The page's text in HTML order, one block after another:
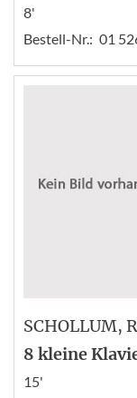
8'
Bestell-Nr.: 01
SCHOLLUM,
8 kleine
15'